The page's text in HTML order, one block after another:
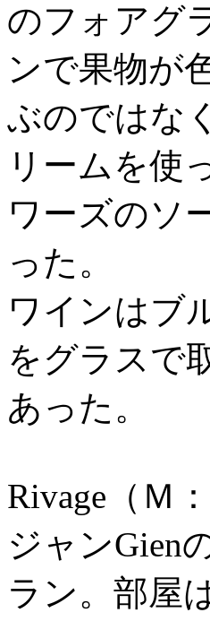
のフォアグ
ンで果物が
ぶのではな
リームを使
ワーズのソ
った。
ワインはブ
をグラスで
あった。
Rivage（Ｍ
ジャンGien
ラン。部屋